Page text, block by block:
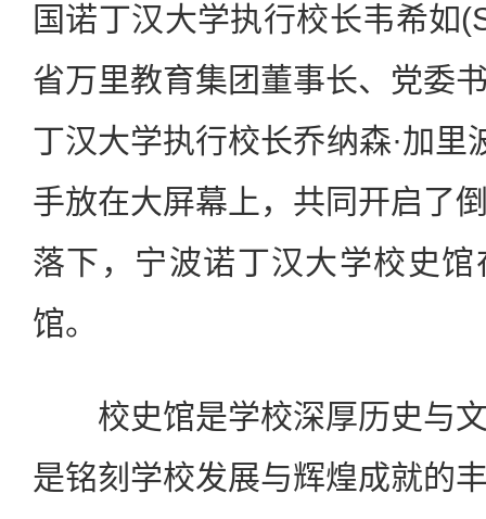
国诺丁汉大学执行校长韦希如
省万里教育集团董事长、党委
丁汉大学执行校长乔纳森·加里
手放在大屏幕上，共同开启了
落下，宁波诺丁汉大学校史
馆。
校史馆是学校深厚历史与文
是铭刻学校发展与辉煌成就的